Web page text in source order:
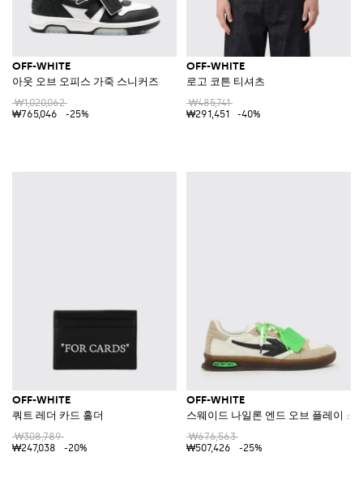
OFF-WHITE
아웃 오브 오피스 가죽 스니커즈
₩1,020,062
₩765,046
-25%
OFF-WHITE
로고 코튼 티셔츠
₩485,741
₩291,451
-40%
OFF-WHITE
쿼트 레더 카드 홀더
₩308,789
₩247,038
-20%
OFF-WHITE
스웨이드 나일론 엔드 오브 플레이 스
₩676,563
₩507,426
-25%